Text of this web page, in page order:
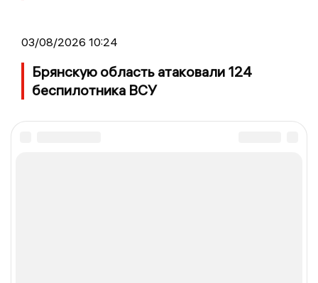
03/08/2026 10:24
Брянскую область атаковали 124
беспилотника ВСУ